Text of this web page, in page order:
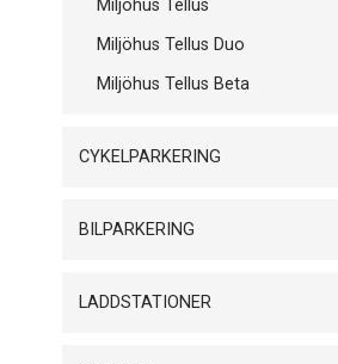
Miljöhus Tellus
Miljöhus Tellus Duo
Miljöhus Tellus Beta
CYKELPARKERING
BILPARKERING
LADDSTATIONER